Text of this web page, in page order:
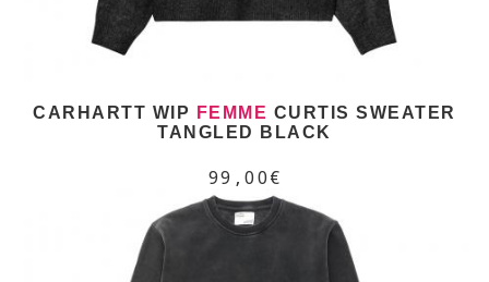
CARHARTT WIP FEMME CURTIS SWEATER
TANGLED BLACK
99,00€